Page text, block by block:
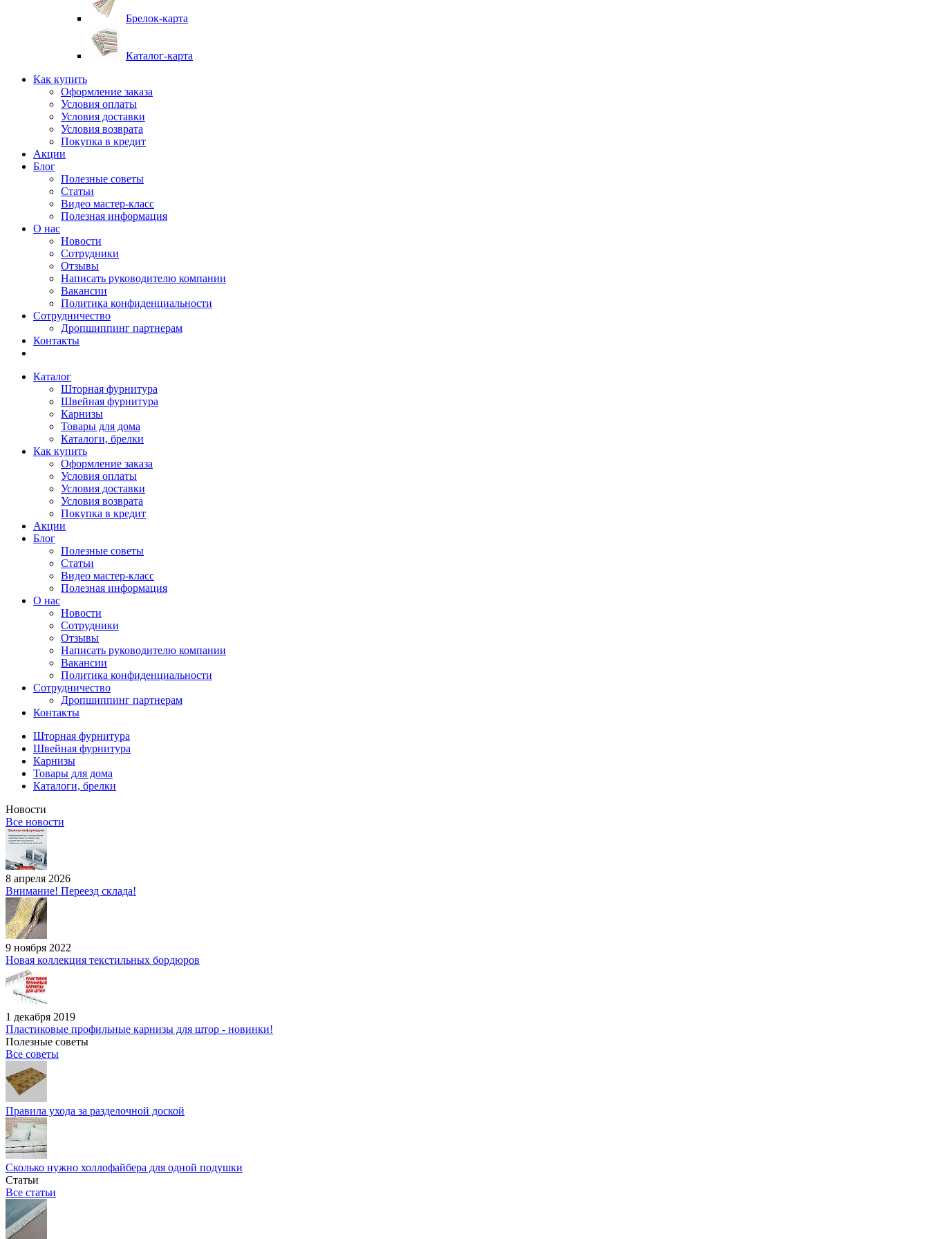
Брелок-карта
Каталог-карта
Как купить
Оформление заказа
Условия оплаты
Условия доставки
Условия возврата
Покупка в кредит
Акции
Блог
Полезные советы
Статьи
Видео мастер-класс
Полезная информация
О нас
Новости
Сотрудники
Отзывы
Написать руководителю компании
Вакансии
Политика конфиденциальности
Сотрудничество
Дропшиппинг партнерам
Контакты
Каталог
Шторная фурнитура
Швейная фурнитура
Карнизы
Товары для дома
Каталоги, брелки
Как купить
Оформление заказа
Условия оплаты
Условия доставки
Условия возврата
Покупка в кредит
Акции
Блог
Полезные советы
Статьи
Видео мастер-класс
Полезная информация
О нас
Новости
Сотрудники
Отзывы
Написать руководителю компании
Вакансии
Политика конфиденциальности
Сотрудничество
Дропшиппинг партнерам
Контакты
Шторная фурнитура
Швейная фурнитура
Карнизы
Товары для дома
Каталоги, брелки
Новости
Все новости
8 апреля 2026
Внимание! Переезд склада!
9 ноября 2022
Новая коллекция текстильных бордюров
1 декабря 2019
Пластиковые профильные карнизы для штор - новинки!
Полезные советы
Все советы
Правила ухода за разделочной доской
Сколько нужно холлофайбера для одной подушки
Статьи
Все статьи